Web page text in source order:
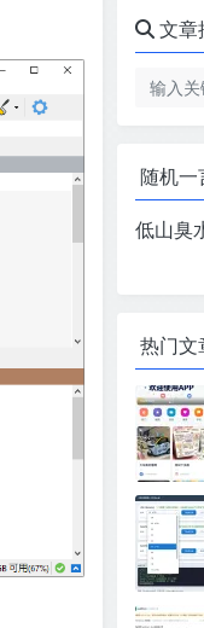
文章
随机一
低山臭
热门文